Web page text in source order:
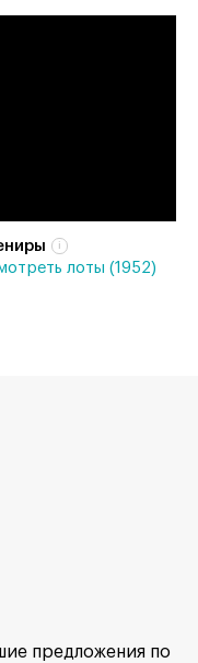
лоты (1952)
предложения по